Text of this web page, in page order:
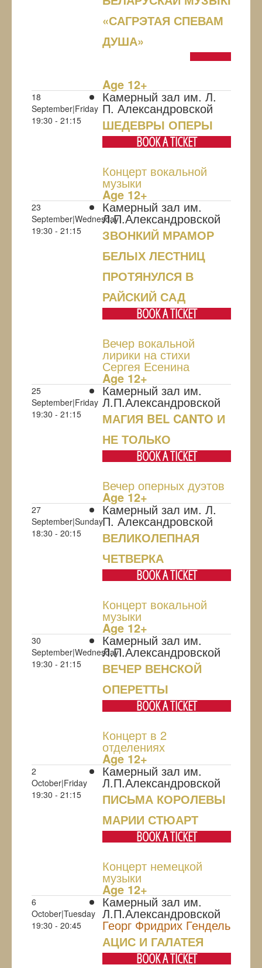
«САГРЭТАЯ СПЕВАМ
ДУША»
Age 12+
18
September|Friday
19:30 - 21:15
Камерный зал им. Л.
П. Александровской
ШЕДЕВРЫ ОПЕРЫ
BOOK A TICKET
Концерт вокальной
музыки
Age 12+
23
September|Wednesday
19:30 - 21:15
Камерный зал им.
Л.П.Александровской
ЗВОНКИЙ МРАМОР
БЕЛЫХ ЛЕСТНИЦ
ПРОТЯНУЛСЯ В
РАЙСКИЙ САД
BOOK A TICKET
Вечер вокальной
лирики на стихи
Сергея Есенина
Age 12+
25
September|Friday
19:30 - 21:15
Камерный зал им.
Л.П.Александровской
МАГИЯ BEL CANTO И
НЕ ТОЛЬКО
BOOK A TICKET
Вечер оперных дуэтов
Age 12+
27
September|Sunday
18:30 - 20:15
Камерный зал им. Л.
П. Александровской
ВЕЛИКОЛЕПНАЯ
ЧЕТВЕРКА
BOOK A TICKET
Концерт вокальной
музыки
Age 12+
30
September|Wednesday
19:30 - 21:15
Камерный зал им.
Л.П.Александровской
ВЕЧЕР ВЕНСКОЙ
ОПЕРЕТТЫ
BOOK A TICKET
Концерт в 2
отделениях
Age 12+
2
October|Friday
19:30 - 21:15
Камерный зал им.
Л.П.Александровской
ПИСЬМА КОРОЛЕВЫ
МАРИИ СТЮАРТ
BOOK A TICKET
Концерт немецкой
музыки
Age 12+
6
October|Tuesday
19:30 - 20:45
Камерный зал им.
Л.П.Александровской
Георг Фридрих Гендель
АЦИС И ГАЛАТЕЯ
BOOK A TICKET